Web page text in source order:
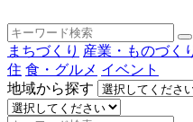
まちづくり 産業・ものづく
住 食・グルメ イベント
地域から探す